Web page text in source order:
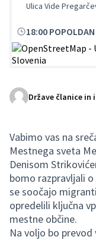
Ulica Vide
18:00 POPOLDAN
Države članice in
Vabimo vas na
Mestnega sveta
Denisom
bomo razpravljali
se soočajo
opredelili ključna
mestne občine.
Na voljo bo prevod